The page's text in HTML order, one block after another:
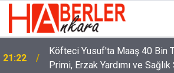
21:22
Köfteci Yusuf'ta Maaş 40 Bin
Primi, Erzak Yardımı ve